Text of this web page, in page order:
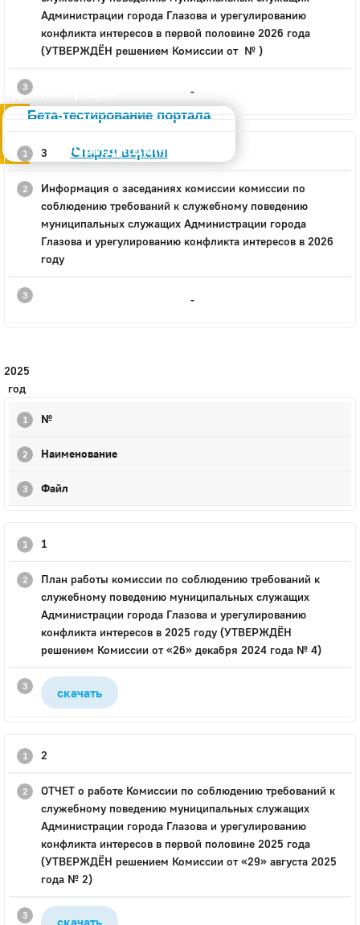
Администрация
Бета-тестирование портала
Старая версия
Слабовидящим
Администрации города Глазова и урегулированию
конфликта интересов в первой половине 2026 года
(УТВЕРЖДЁН решением Комиссии от № )
-
3
Информация о заседаниях комиссии комиссии по
соблюдению требований к служебному поведению
муниципальных служащих Администрации города
Глазова и урегулированию конфликта интересов в 2026
году
-
2025
год
№
Наименование
Файл
1
План работы комиссии по соблюдению требований к
служебному поведению муниципальных служащих
Администрации города Глазова и урегулированию
конфликта интересов в 2025 году (УТВЕРЖДЁН
решением Комиссии от «26» декабря 2024 года № 4)
скачать
2
ОТЧЕТ о работе Комиссии по соблюдению требований к
служебному поведению муниципальных служащих
Администрации города Глазова и урегулированию
конфликта интересов в первой половине 2025 года
(УТВЕРЖДЁН решением Комиссии от «29» августа 2025
года № 2)
скачать